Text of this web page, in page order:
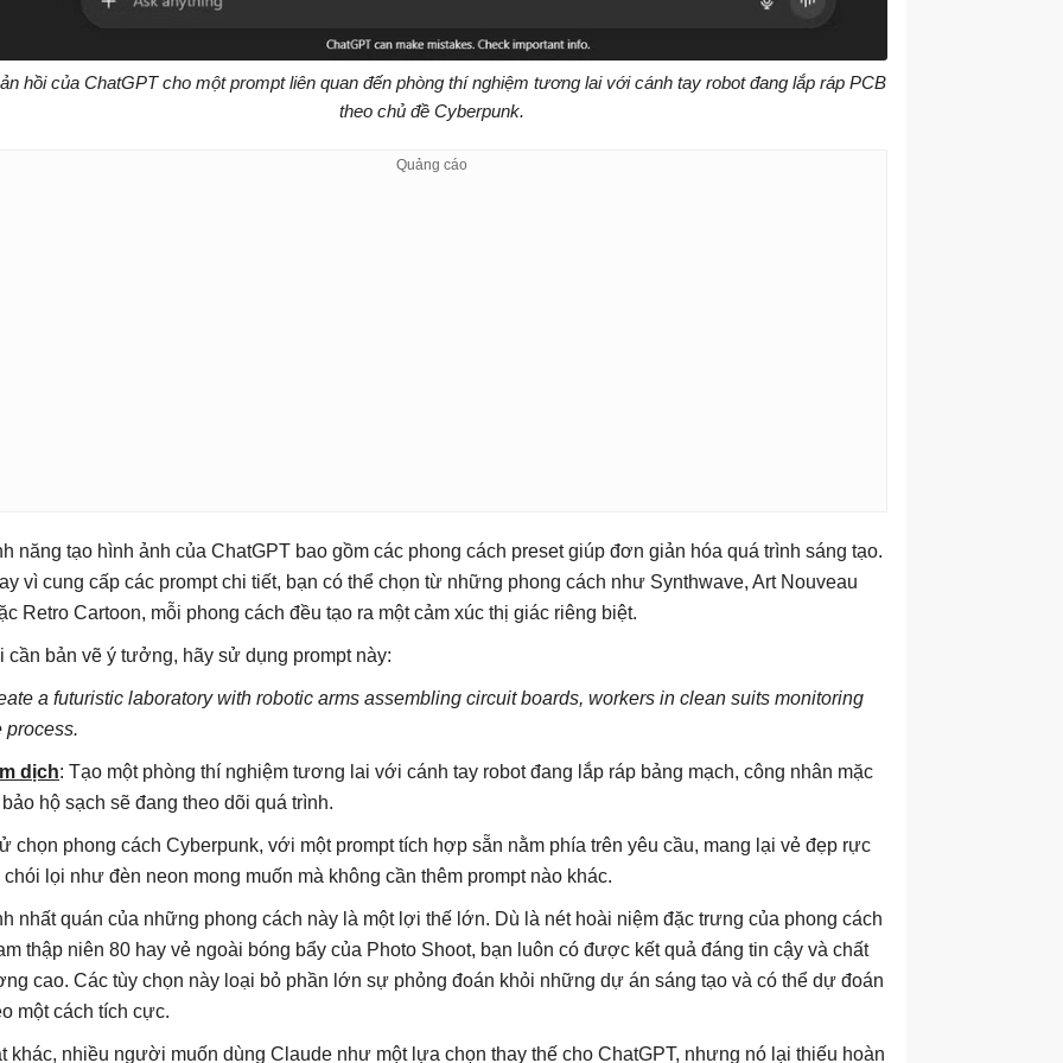
hồi của ChatGPT cho một prompt liên quan đến phòng thí nghiệm tương lai với cánh tay robot đang lắp ráp PCB
theo chủ đề Cyberpunk.
năng tạo hình ảnh của ChatGPT bao gồm các phong cách preset giúp đơn giản hóa quá trình sáng tạo.
vì cung cấp các prompt chi tiết, bạn có thể chọn từ những phong cách như Synthwave, Art Nouveau
Retro Cartoon, mỗi phong cách đều tạo ra một cảm xúc thị giác riêng biệt.
cần bản vẽ ý tưởng, hãy sử dụng prompt này:
a futuristic laboratory with robotic arms assembling circuit boards, workers in clean suits monitoring
process.
dịch: Tạo một phòng thí nghiệm tương lai với cánh tay robot đang lắp ráp bảng mạch, công nhân mặc
hộ sạch sẽ đang theo dõi quá trình.
chọn phong cách Cyberpunk, với một prompt tích hợp sẵn nằm phía trên yêu cầu, mang lại vẻ đẹp rực
chói lọi như đèn neon mong muốn mà không cần thêm prompt nào khác.
nhất quán của những phong cách này là một lợi thế lớn. Dù là nét hoài niệm đặc trưng của phong cách
thập niên 80 hay vẻ ngoài bóng bẩy của Photo Shoot, bạn luôn có được kết quả đáng tin cậy và chất
cao. Các tùy chọn này loại bỏ phần lớn sự phỏng đoán khỏi những dự án sáng tạo và có thể dự đoán
một cách tích cực.
khác, nhiều người muốn dùng Claude như một lựa chọn thay thế cho ChatGPT, nhưng nó lại thiếu hoàn